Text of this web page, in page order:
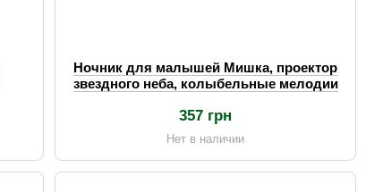
Ночник для малышей Мишка, проектор
звездного неба, колыбельные мелодии
357 грн
Нет в наличии